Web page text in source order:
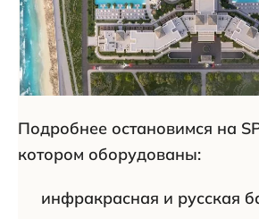
Подробнее остановимся на
котором оборудованы:
инфракрасная и русская